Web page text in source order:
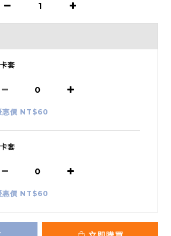
套
惠價 NT$60
套
惠價 NT$60